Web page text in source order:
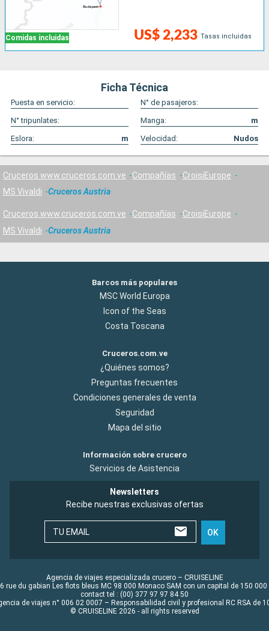
Comidas incluidas US$ 2,233 Tasas incluidas
Ficha Técnica
Puesta en servicio:
N° de pasajeros:
N° tripunlates:
Manga:
m
Eslora:
m Velocidad: Nudos
Cruceros www.cruceros.com.ve Compañías
CroisiEurope
MS Vivaldi
Cruceros Austria
Cruceros www.cruceros.com.ve Compañías
CroisiEurope
MS Vivaldi
Cruceros Austria
Barcos más populares
MSC World Europa
Icon of the Seas
Costa Toscana
Cruceros.com.ve
¿Quiénes somos?
Preguntas frecuentes
Condiciones generales de venta
Seguridad
Mapa del sitio
Información sobre crucero
Servicios de Asistencia
Newsletters
Recibe nuestras exclusivas ofertas
TU EMAIL OK
Agencia de viajes especializada crucero – CRUISELINE
rue du gabian Les flots bleus MC 98 000 Monaco SAM con un capital de 150 000
contact tel : (00) 377 97 97 84 50
de viajes n° 006 02 0007 – Responsabilidad civil y profesional RC RSA de
© CRUISELINE 2026 - all rights reserved